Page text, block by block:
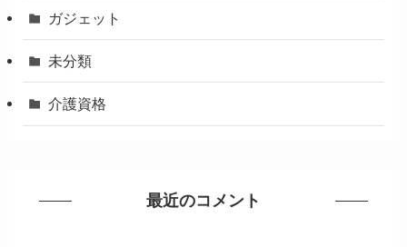
ガジェット
未分類
介護資格
最近のコメント